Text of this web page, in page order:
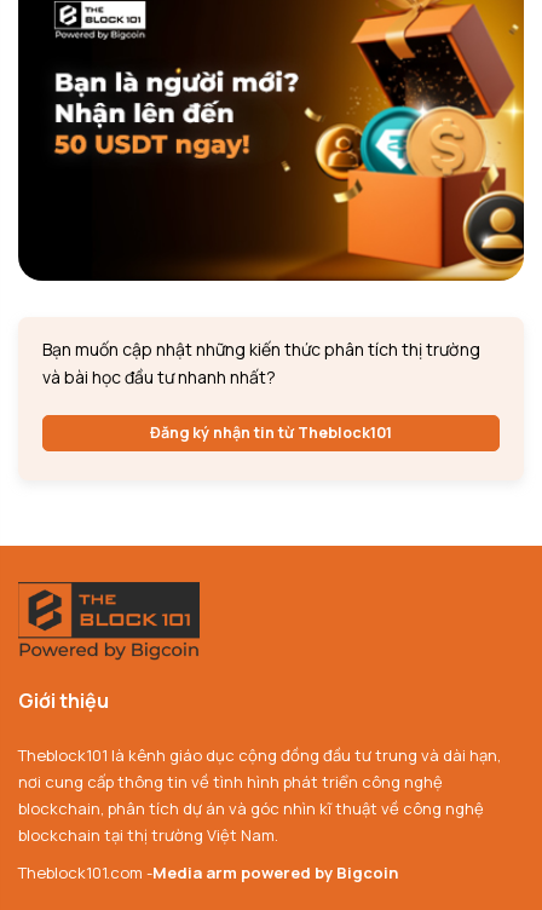
Bạn muốn cập nhật những kiến thức phân tích thị trường
và bài học đầu tư nhanh nhất?
Đăng ký nhận tin từ Theblock101
Giới thiệu
Theblock101 là kênh giáo dục cộng đồng đầu tư trung và dài hạn,
nơi cung cấp thông tin về tình hình phát triển công nghệ
blockchain, phân tích dự án và góc nhìn kĩ thuật về công nghệ
blockchain tại thị trường Việt Nam.
Theblock101.com -Media arm powered by Bigcoin